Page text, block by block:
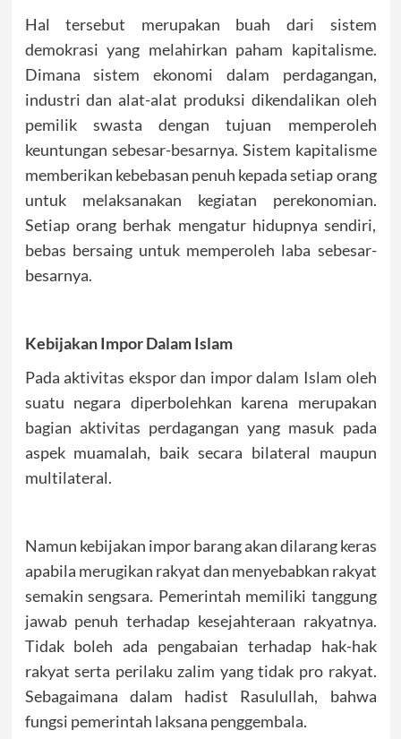
Hal tersebut merupakan buah dari sistem
demokrasi yang melahirkan paham kapitalisme.
Dimana sistem ekonomi dalam perdagangan,
industri dan alat-alat produksi dikendalikan oleh
pemilik swasta dengan tujuan memperoleh
keuntungan sebesar-besarnya. Sistem kapitalisme
memberikan kebebasan penuh kepada setiap orang
untuk melaksanakan kegiatan perekonomian.
Setiap orang berhak mengatur hidupnya sendiri,
bebas bersaing untuk memperoleh laba sebesar-
besarnya.
Kebijakan Impor Dalam Islam
Pada aktivitas ekspor dan impor dalam Islam oleh
suatu negara diperbolehkan karena merupakan
bagian aktivitas perdagangan yang masuk pada
aspek muamalah, baik secara bilateral maupun
multilateral.
Namun kebijakan impor barang akan dilarang keras
apabila merugikan rakyat dan menyebabkan rakyat
semakin sengsara. Pemerintah memiliki tanggung
jawab penuh terhadap kesejahteraan rakyatnya.
Tidak boleh ada pengabaian terhadap hak-hak
rakyat serta perilaku zalim yang tidak pro rakyat.
Sebagaimana dalam hadist Rasulullah, bahwa
fungsi pemerintah laksana penggembala.